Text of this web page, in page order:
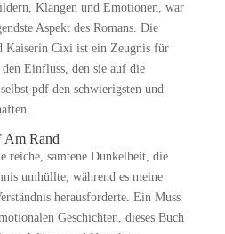
Klängen und Emotionen, war
Aspekt des Romans. Die
Kaiserin Cixi ist ein Zeugnis für
Einfluss, den sie auf die
pdf den schwierigsten und
Am Rand
reiche, samtene Dunkelheit, die
umhüllte, während es meine
herausforderte. Ein Muss
Geschichten, dieses Buch